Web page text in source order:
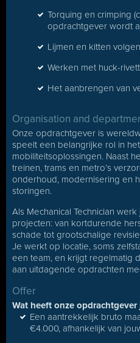
Torquing en crimping
opdrachtgever wordt
Lijmen en kitten
Werken met huck-
Het aanbrengen van
Organisation and
Onze opdrachtgever is
speelt een belangrijke rol in
mobiliteitsoplossingen. Naast
treinen, trams en metro’s
onderhoud, modernisering en
storingen.
Als Mechanical Technician
projecten: van kortdurende
schade tot grootschalige
Je werkt op locatie, soms
een team, en krijgt regelmatig
aan uitdagende opdrachten
Offer
Wat heeft onze
Een aantrekkelijk bruto
€4.000, afhankelijk van